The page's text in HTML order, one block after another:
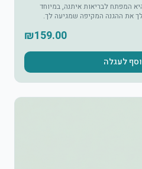
המפתח לבריאות איתנה, במיוחד
לך את ההגנה המקיפה שמגיעה לך.
₪159.00
לעגלה